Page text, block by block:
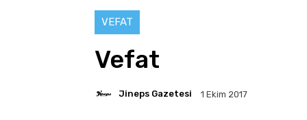
VEFAT
Vefat
Jineps Gazetesi 1 Ekim 2017